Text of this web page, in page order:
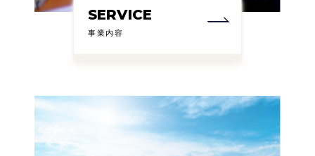
SERVICE
事業内容